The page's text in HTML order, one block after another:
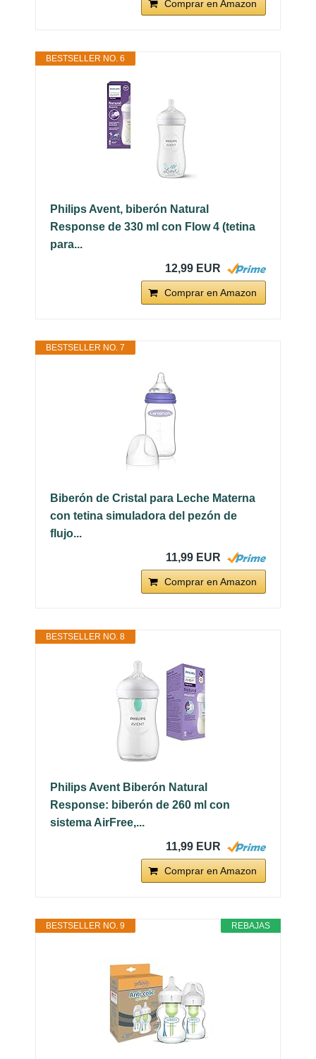
Comprar en Amazon
BESTSELLER NO. 6
Philips Avent, biberón Natural
Response de 330 ml con Flow 4 (tetina
para...
12,99 EUR
Comprar en Amazon
BESTSELLER NO. 7
Biberón de Cristal para Leche Materna
con tetina simuladora del pezón de
flujo...
11,99 EUR
Comprar en Amazon
BESTSELLER NO. 8
Philips Avent Biberón Natural
Response: biberón de 260 ml con
sistema AirFree,...
11,99 EUR
Comprar en Amazon
REBAJAS
BESTSELLER NO. 9